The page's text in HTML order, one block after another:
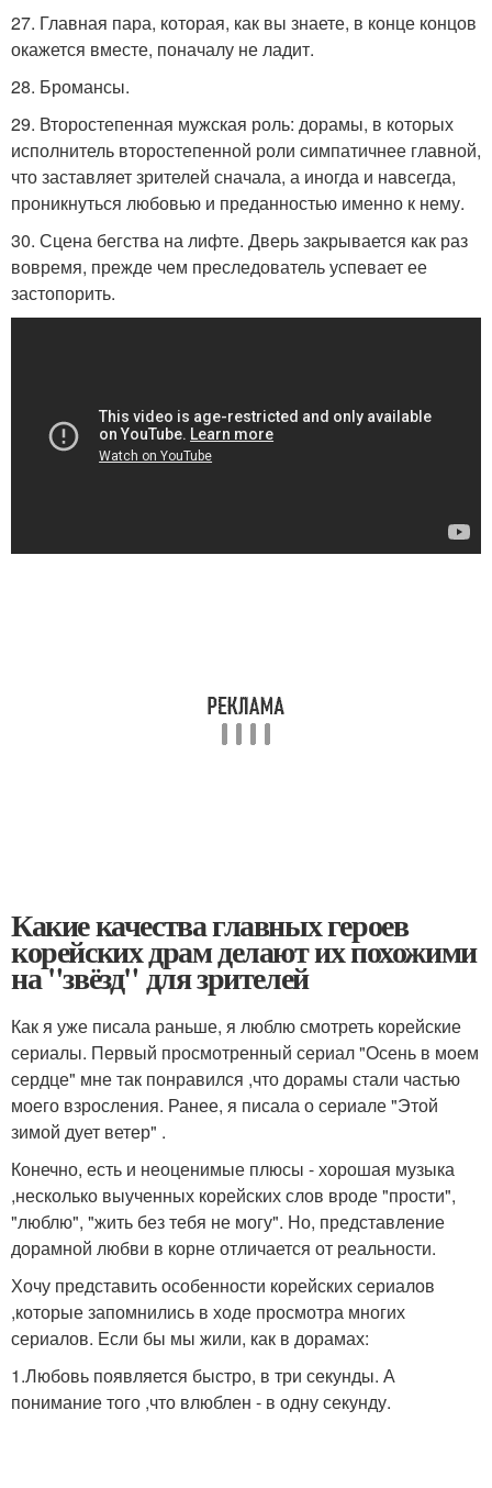
27. Главная пара, которая, как вы знаете, в конце концов
окажется вместе, поначалу не ладит.
28. Бромансы.
29. Второстепенная мужская роль: дорамы, в которых
исполнитель второстепенной роли симпатичнее главной,
что заставляет зрителей сначала, а иногда и навсегда,
проникнуться любовью и преданностью именно к нему.
30. Сцена бегства на лифте. Дверь закрывается как раз
вовремя, прежде чем преследователь успевает ее
застопорить.
Какие качества главных героев
корейских драм делают их похожими
на "звёзд" для зрителей
Как я уже писала раньше, я люблю смотреть корейские
сериалы. Первый просмотренный сериал "Осень в моем
сердце" мне так понравился ,что дорамы стали частью
моего взросления. Ранее, я писала о сериале "Этой
зимой дует ветер" .
Конечно, есть и неоценимые плюсы - хорошая музыка
,несколько выученных корейских слов вроде "прости",
"люблю", "жить без тебя не могу". Но, представление
дорамной любви в корне отличается от реальности.
Хочу представить особенности корейских сериалов
,которые запомнились в ходе просмотра многих
сериалов. Если бы мы жили, как в дорамах:
1.Любовь появляется быстро, в три секунды. А
понимание того ,что влюблен - в одну секунду.